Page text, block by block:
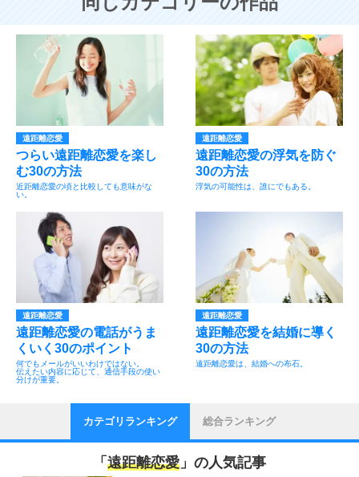
遠距離恋愛
つらい遠距離恋愛を楽し
む30の方法
近距離恋愛の頃と比較しても意味がな
い。
遠距離恋愛
遠距離恋愛の浮気を防ぐ
30の方法
浮気の可能性は、誰にでもある。
遠距離恋愛
遠距離恋愛の電話がうま
くいく30のポイント
何でもメールがいいわけではない。
伝えたい内容に応じて、通信手段の使い
分けが重要。
遠距離恋愛
遠距離恋愛を結婚に導く
30の方法
遠距離恋愛は、結婚への布石。
カテゴリランキング 総合ランキング
「 遠距離恋愛 」の人気記事